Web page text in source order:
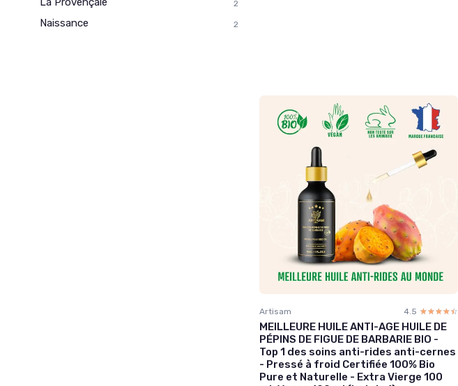
2
Naissance 2
Artisam 4.5 ☆☆☆☆☆
★★★★★
MEILLEURE HUILE ANTI-AGE HUILE DE
PÉPINS DE FIGUE DE BARBARIE BIO -
Top 1 des soins anti-rides anti-cernes
- Pressé à froid Certifiée 100% Bio
Pure et Naturelle - Extra Vierge 100